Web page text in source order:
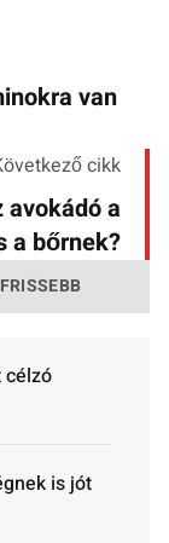
van
cikk
a
a bőrnek?
célzó
is jót